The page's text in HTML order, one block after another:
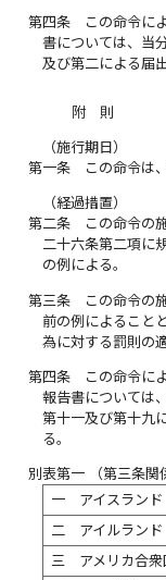
第四条
この命令に
書については、当
及び第二による届
附 則
（施行期日）
第一条
この命令は
（経過措置）
第二条
この命令の
二十六条第二項に
の例による。
第三条
この命令の
前の例によること
為に対する罰則の
第四条
この命令に
報告書については
第十一及び第十九
る。
別表第一
（第三条関
一 アイスランド
二 アイルランド
三 アメリカ合衆